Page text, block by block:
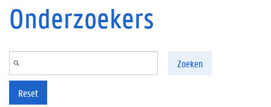
Onderzoekers
Zoeken
Reset